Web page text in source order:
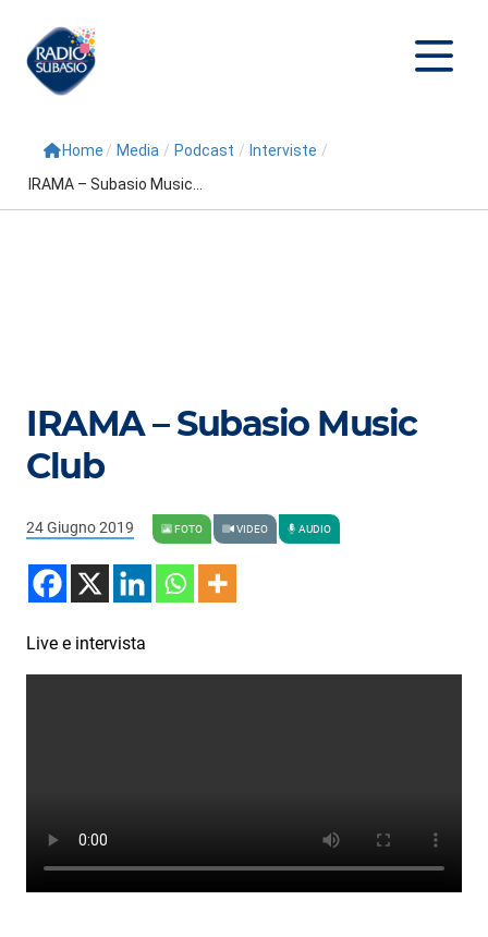
Cerca
Conduttori
Repliche
3xTe
Interviste
Playlist
Novità
Radio Subasio +
Radio Subasio Disco Club
Home / Media / Podcast / Interviste /
IRAMA – Subasio Music...
IRAMA – Subasio Music
Club
24 Giugno 2019 FOTO VIDEO AUDIO
Live e intervista